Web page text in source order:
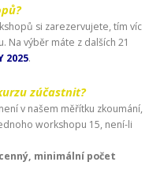
si zarezervujete, tím víc
Na výběr máte z dalších 21
2025.
zúčastnit?
v našem měřítku zkoumání,
workshopu 15, není-li
minimální počet